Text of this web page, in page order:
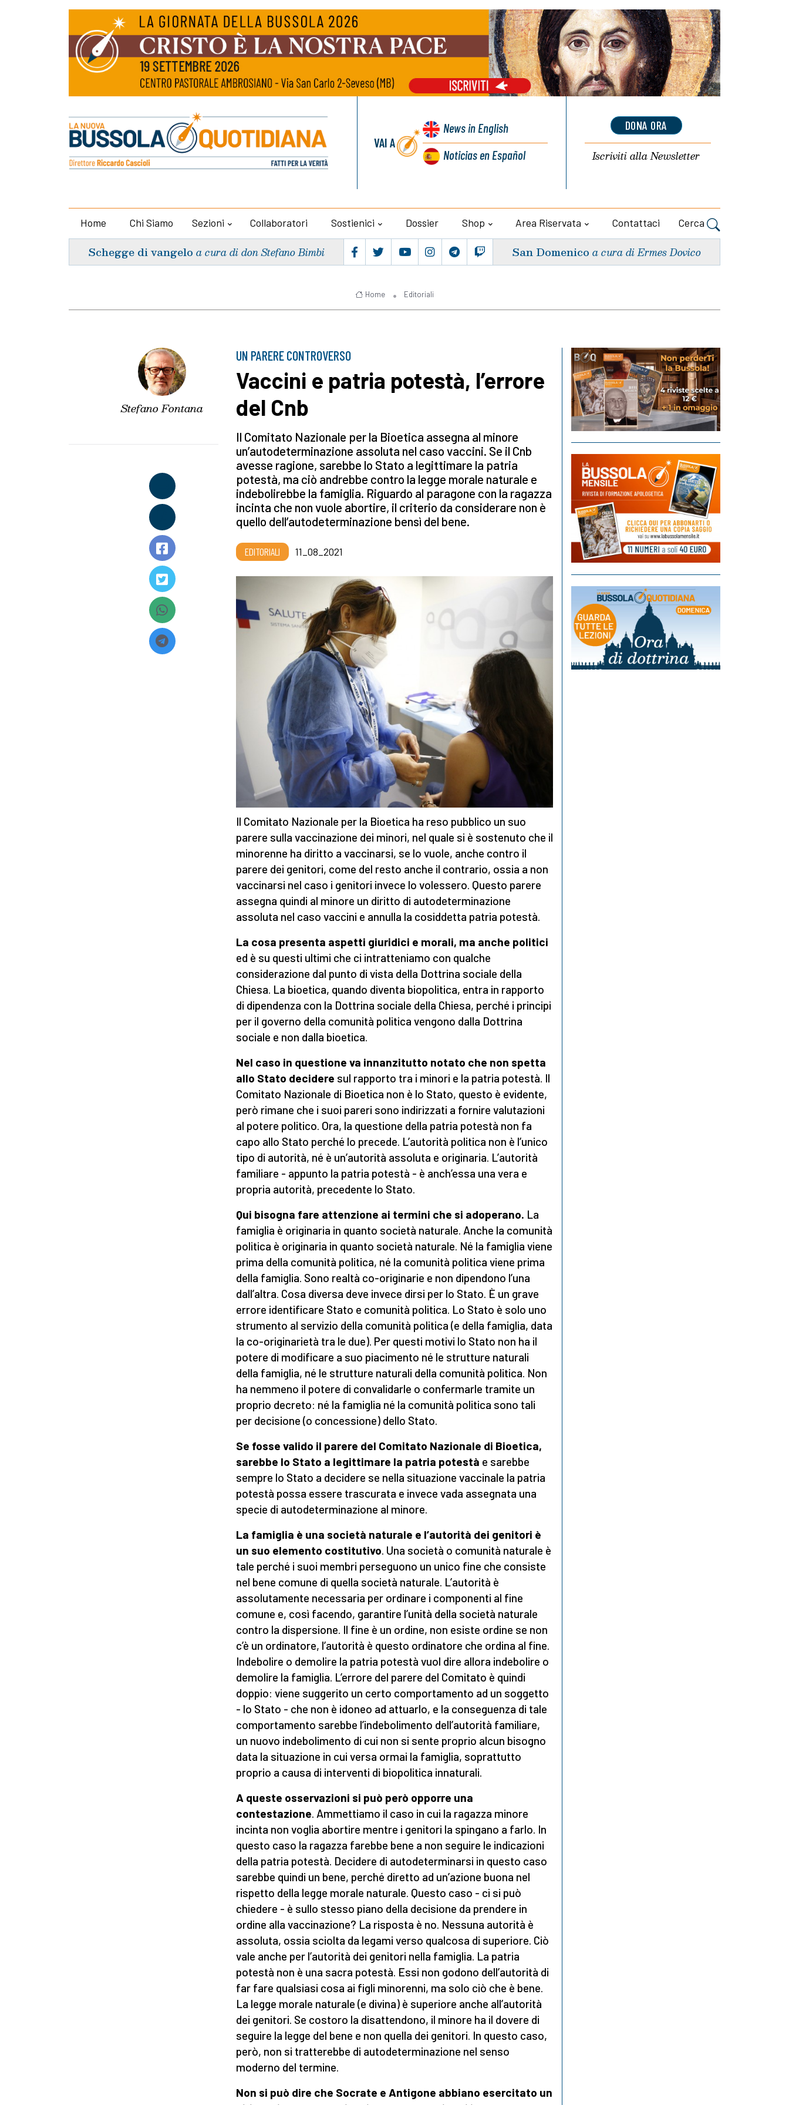
VAI A
Newsin English
Noticiasen Español
DONA ORA
Iscriviti allaNewsletter
Home Chi Siamo Sezioni Collaboratori Sostienici Dossier Shop Area Riservata Contattaci Cerca
Schegge di vangelo a cura di don Stefano Bimbi San Domenico a cura di Ermes Dovico
Home Editoriali
Stefano Fontana
UN PARERE CONTROVERSO
Vaccini e patria potestà, l’errore
del Cnb
Il Comitato Nazionale per la Bioetica assegna al minore
un’autodeterminazione assoluta nel caso vaccini. Se il Cnb
avesse ragione, sarebbe lo Stato a legittimare la patria
potestà, ma ciò andrebbe contro la legge morale naturale e
indebolirebbe la famiglia. Riguardo al paragone con la ragazza
incinta che non vuole abortire, il criterio da considerare non è
quello dell’autodeterminazione bensì del bene.
EDITORIALI 11_08_2021
Il Comitato Nazionale per la Bioetica ha reso pubblico un suo
parere sulla vaccinazione dei minori, nel quale si è sostenuto che il
minorenne ha diritto a vaccinarsi, se lo vuole, anche contro il
parere dei genitori, come del resto anche il contrario, ossia a non
vaccinarsi nel caso i genitori invece lo volessero. Questo parere
assegna quindi al minore un diritto di autodeterminazione
assoluta nel caso vaccini e annulla la cosiddetta patria potestà.
La cosa presenta aspetti giuridici e morali, ma anche politici
ed è su questi ultimi che ci intratteniamo con qualche
considerazione dal punto di vista della Dottrina sociale della
Chiesa. La bioetica, quando diventa biopolitica, entra in rapporto
di dipendenza con la Dottrina sociale della Chiesa, perché i principi
per il governo della comunità politica vengono dalla Dottrina
sociale e non dalla bioetica.
Nel caso in questione va innanzitutto notato che non spetta
allo Stato decidere sul rapporto tra i minori e la patria potestà. Il
Comitato Nazionale di Bioetica non è lo Stato, questo è evidente,
però rimane che i suoi pareri sono indirizzati a fornire valutazioni
al potere politico. Ora, la questione della patria potestà non fa
capo allo Stato perché lo precede. L’autorità politica non è l’unico
tipo di autorità, né è un’autorità assoluta e originaria. L’autorità
familiare - appunto la patria potestà - è anch’essa una vera e
propria autorità, precedente lo Stato.
Qui bisogna fare attenzione ai termini che si adoperano. La
famiglia è originaria in quanto società naturale. Anche la comunità
politica è originaria in quanto società naturale. Né la famiglia viene
prima della comunità politica, né la comunità politica viene prima
della famiglia. Sono realtà co-originarie e non dipendono l’una
dall’altra. Cosa diversa deve invece dirsi per lo Stato. È un grave
errore identificare Stato e comunità politica. Lo Stato è solo uno
strumento al servizio della comunità politica (e della famiglia, data
la co-originarietà tra le due). Per questi motivi lo Stato non ha il
potere di modificare a suo piacimento né le strutture naturali
della famiglia, né le strutture naturali della comunità politica. Non
ha nemmeno il potere di convalidarle o confermarle tramite un
proprio decreto: né la famiglia né la comunità politica sono tali
per decisione (o concessione) dello Stato.
Se fosse valido il parere del Comitato Nazionale di Bioetica,
sarebbe lo Stato a legittimare la patria potestà e sarebbe
sempre lo Stato a decidere se nella situazione vaccinale la patria
potestà possa essere trascurata e invece vada assegnata una
specie di autodeterminazione al minore.
La famiglia è una società naturale e l’autorità dei genitori è
un suo elemento costitutivo. Una società o comunità naturale è
tale perché i suoi membri perseguono un unico fine che consiste
nel bene comune di quella società naturale. L’autorità è
assolutamente necessaria per ordinare i componenti al fine
comune e, così facendo, garantire l’unità della società naturale
contro la dispersione. Il fine è un ordine, non esiste ordine se non
c’è un ordinatore, l’autorità è questo ordinatore che ordina al fine.
Indebolire o demolire la patria potestà vuol dire allora indebolire o
demolire la famiglia. L’errore del parere del Comitato è quindi
doppio: viene suggerito un certo comportamento ad un soggetto
- lo Stato - che non è idoneo ad attuarlo, e la conseguenza di tale
comportamento sarebbe l’indebolimento dell’autorità familiare,
un nuovo indebolimento di cui non si sente proprio alcun bisogno
data la situazione in cui versa ormai la famiglia, soprattutto
proprio a causa di interventi di biopolitica innaturali.
A queste osservazioni si può però opporre una
contestazione. Ammettiamo il caso in cui la ragazza minore
incinta non voglia abortire mentre i genitori la spingano a farlo. In
questo caso la ragazza farebbe bene a non seguire le indicazioni
della patria potestà. Decidere di autodeterminarsi in questo caso
sarebbe quindi un bene, perché diretto ad un’azione buona nel
rispetto della legge morale naturale. Questo caso - ci si può
chiedere - è sullo stesso piano della decisione da prendere in
ordine alla vaccinazione? La risposta è no. Nessuna autorità è
assoluta, ossia sciolta da legami verso qualcosa di superiore. Ciò
vale anche per l’autorità dei genitori nella famiglia. La patria
potestà non è una sacra potestà. Essi non godono dell’autorità di
far fare qualsiasi cosa ai figli minorenni, ma solo ciò che è bene.
La legge morale naturale (e divina) è superiore anche all’autorità
dei genitori. Se costoro la disattendono, il minore ha il dovere di
seguire la legge del bene e non quella dei genitori. In questo caso,
però, non si tratterebbe di autodeterminazione nel senso
moderno del termine.
Non si può dire che Socrate e Antigone abbiano esercitato un